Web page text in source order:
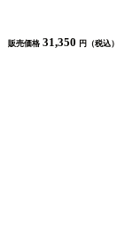
販売価格 31,350 円（税込）